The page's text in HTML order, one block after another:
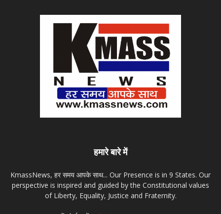
हमारे बारे में
KmassNews, हर समय आपके साथ... Our Presence is in 9 States. Our
perspective is inspired and guided by the Constitutional values
of Liberty, Equality, Justice and Fraternity.